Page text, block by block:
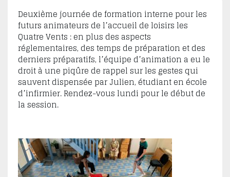
Deuxième journée de formation interne pour les
futurs animateurs de l’accueil de loisirs les
Quatre Vents : en plus des aspects
réglementaires, des temps de préparation et des
derniers préparatifs, l’équipe d’animation a eu le
droit à une piqûre de rappel sur les gestes qui
sauvent dispensée par Julien, étudiant en école
d’infirmier. Rendez-vous lundi pour le début de
la session.